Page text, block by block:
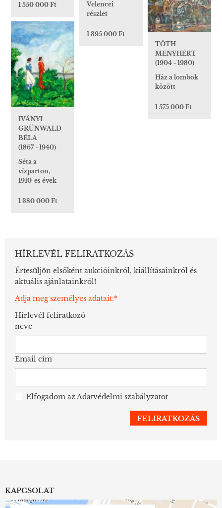
1 550 000 Ft
Velencei
részlet
1 395 000 Ft
TÓTH
MENYHÉRT
(1904 - 1980)
Ház a lombok
között
1 575 000 Ft
IVÁNYI
GRÜNWALD
BÉLA
(1867 - 1940)
Séta a
vízparton,
1910-es évek
1 380 000 Ft
HÍRLEVÉL FELIRATKOZÁS
Értesüljön elsőként aukcióinkról, kiállításainkról és
aktuális ajánlatainkról!
Adja meg személyes adatait:*
Hírlevél feliratkozó
neve
Email cím
Elfogadom azAdatvédelmi szabályzatot
KAPCSOLAT